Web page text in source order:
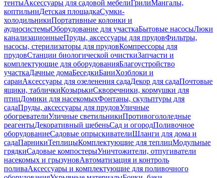
тентыАксессуары для садовой мебелиГрилиМангалы,
коптильниДетская площадкаСумки-
холодильникиПортативные колонки и
аудиосистемыОборудование для участкаБытовые насосыЛюки
канализационныеПруды, аксессуары для прудовФильтры,
насосы, стерилизаторы для прудовКомпрессоры для
прудовСтанции биологической очисткиЗапчасти и
комплектующие для оборудованияБлагоустройство
участкаДачные домаБеседкиБаниХозблоки и
сараиАксессуары для озеленения садаДекор для садаПочтовые
ящики, табличкиКозырькиСкворечники, кормушки для
птицДомики для насекомыхФонтаны, скульптуры для
садаПруды, аксессуары для прудовУличные
обогревателиУличные светильникиПротивогололедные
реагентыДекоративный щебеньСад и огородПоливочное
оборудованиеСадовые опрыскивателиШланги для дома и
садаПарникиТеплицыКомплектующие для теплицМодульные
грядкиСадовые компостерыУничтожители, отпугиватели
насекомых и грызуновАвтоматизация и контроль
поливаАксессуары и комплектующие для поливочного